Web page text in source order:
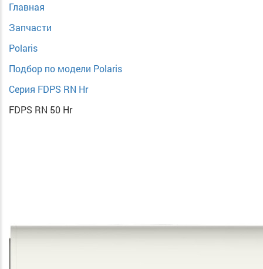
Главная
Запчасти
Polaris
Подбор по модели Polaris
Серия FDPS RN Hr
FDPS RN 50 Hr